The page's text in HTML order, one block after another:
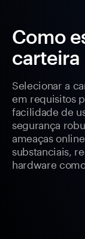
Como
carteira
Selecionar a
em requisitos
facilidade de
segurança
ameaças
substanciais,
hardware